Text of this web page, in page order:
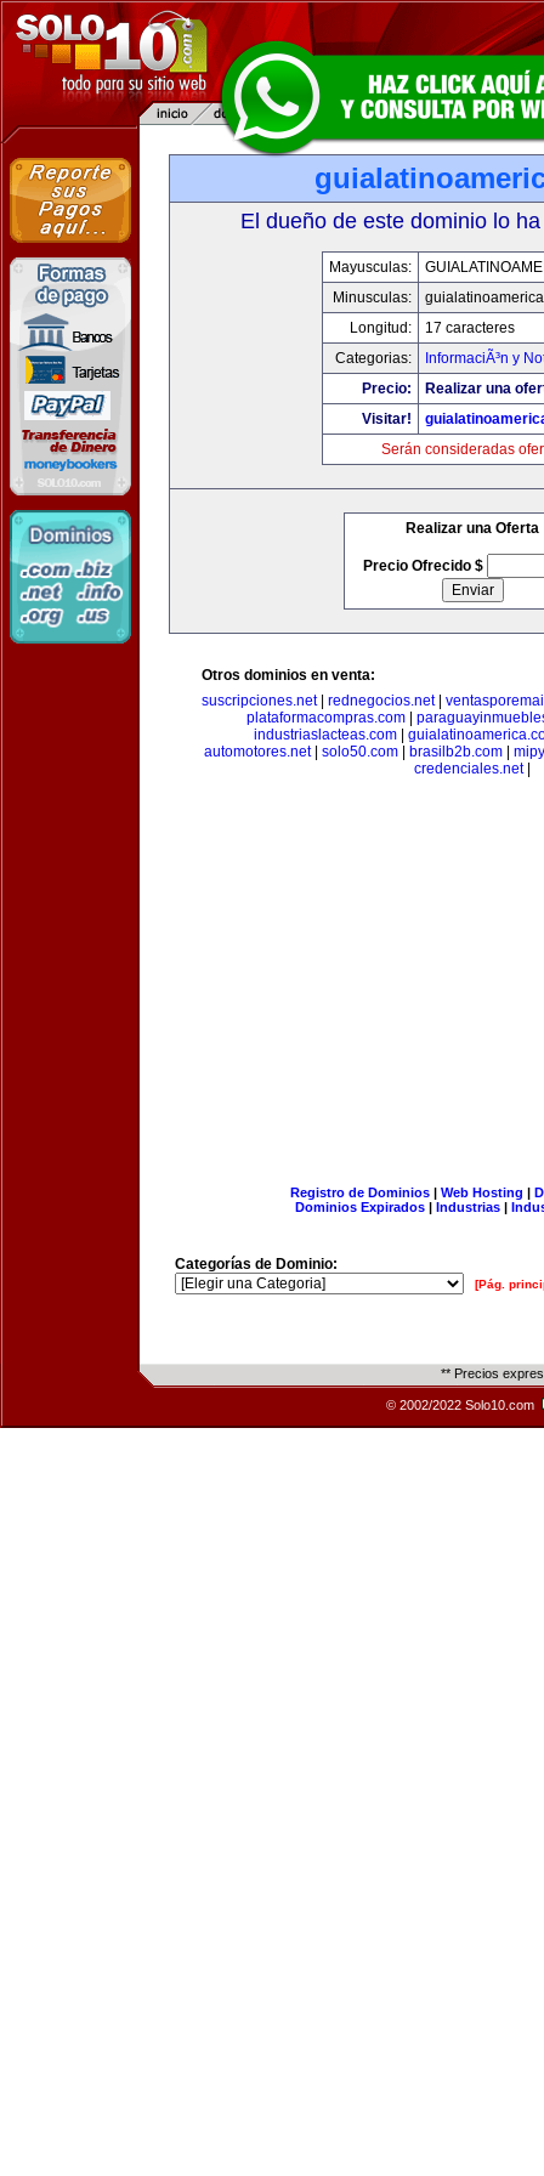
El dueño de este dominio lo
Mayusculas:
Minusculas:
Longitud:
17 caracteres
Categorias:
InformaciÃ³n y
Precio:
Realizar una
Visitar!
Serán consideradas
Realizar una Oferta
Precio Ofrecido $
Otros dominios en venta:
suscripciones.net| rednegocios.net|
plataformacompras.com
industriaslacteas.com
automotores.net| solo50.com brasilb2b.com
credenciales.net|
Registro de Dominios| Web Hosting |
Dominios Expirados | Industrias |
Categorías de Dominio:
[Pág.
** Precios
© 2002/2022 Solo10.com